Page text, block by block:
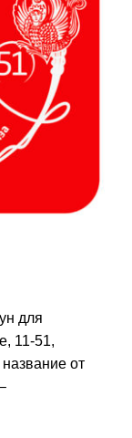
для
11-51,
от